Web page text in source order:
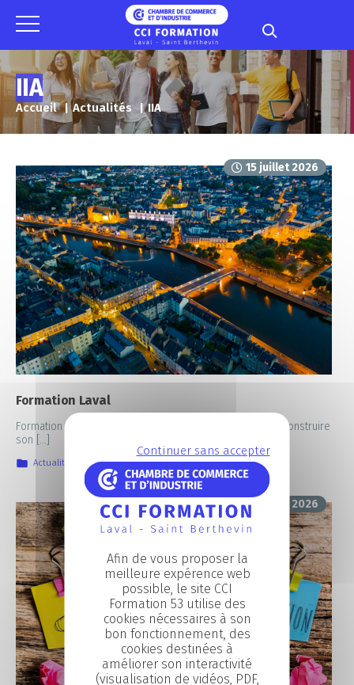
Accueil Actualités IIA
IIA
Formation Laval
15 juillet 2026
Formation à Laval : développer ses compétences pour construire
son […]
Actualités Focus sur nos formations,IIA
15 juin 2026
Panneau de gestion des cookies
Continuer sans accepter
Afin de vous proposer la
meilleure expérence web
possible, le site CCI
Formation 53 utilise des
cookies nécessaires à son
bon fonctionnement, des
cookies destinées à
améliorer son interactivité
(visualisation de vidéos, PDF,